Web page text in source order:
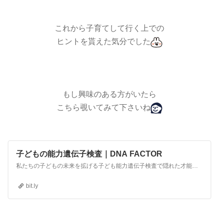
これから子育てして行く上での
ヒントを貰えた気分でした
もし興味のある方がいたら
こちら覗いてみて下さいね
子どもの能力遺伝子検査｜DNA FACTOR
私たちの子どもの未来を拡げる子ども能力遺伝子検査で隠れた才能を発見!
bit.ly